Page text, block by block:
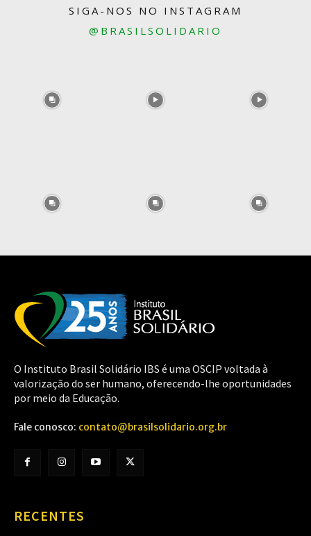
SIGA-NOS NO INSTAGRAM
@BRASILSOLIDARIO
O Instituto Brasil Solidário IBS é uma OSCIP voltada à
valorização do ser humano, oferecendo-lhe oportunidades
por meio da Educação.
Fale conosco: contato@brasilsolidario.org.br
RECENTES